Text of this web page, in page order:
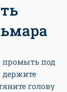
промыть под
держите
голову